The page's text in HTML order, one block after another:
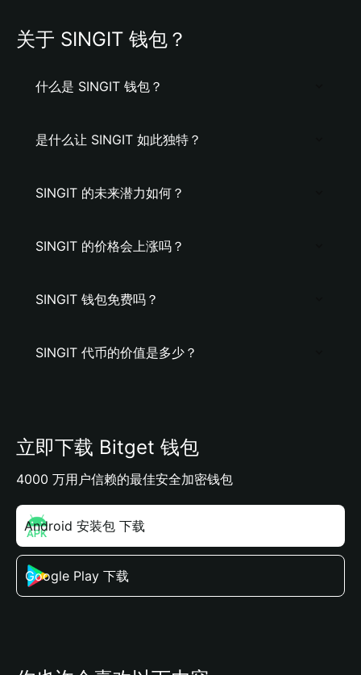
关于 SINGIT 钱包？
什么是 SINGIT 钱包？
是什么让 SINGIT 如此独特？
SINGIT 的未来潜力如何？
SINGIT 的价格会上涨吗？
SINGIT 钱包免费吗？
SINGIT 代币的价值是多少？
立即下载 Bitget 钱包
4000 万用户信赖的最佳安全加密钱包
Android 安装包 下载
Google Play 下载